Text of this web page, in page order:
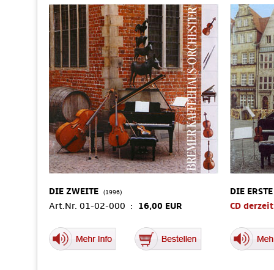
DIE ZWEITE (1996)
Art.Nr. 01-02-000 : 16,00 EUR
DIE ERSTE
CD